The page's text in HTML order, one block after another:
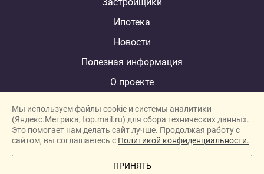
Ипотека
Новости
Полезная информация
О проекте
New homes in Dubai
New homes in London
Мы используем файлы cookie и системы аналитики
(Яндекс.Метрика, top.mail.ru) для сбора технических данных.
Это помогает нам делать сайт лучше. Продолжая работу с
сайтом, вы соглашаетесь с Политикой конфиденциальности.
ПРИНЯТЬ